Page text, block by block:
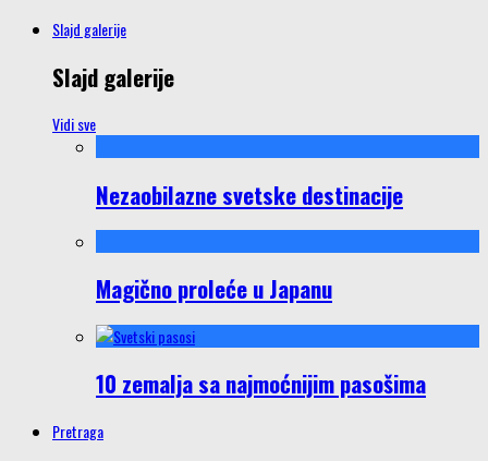
Slajd galerije
Slajd galerije
Vidi sve
Nezaobilazne svetske destinacije
Magično proleće u Japanu
10 zemalja sa najmoćnijim pasošima
Pretraga